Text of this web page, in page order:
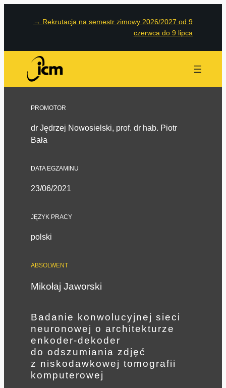
→ Rekrutacja na semestr zimowy 2026/2027 od 9
czerwca do 9 lipca
PROMOTOR
dr Jędrzej Nowosielski, prof. dr hab. Piotr
Bała
DATA EGZAMINU
23/06/2021
JĘZYK PRACY
polski
ABSOLWENT
Mikołaj Jaworski
Badanie konwolucyjnej sieci
neuronowej o architekturze
enkoder-dekoder
do odszumiania zdjęć
z niskodawkowej tomografii
komputerowej